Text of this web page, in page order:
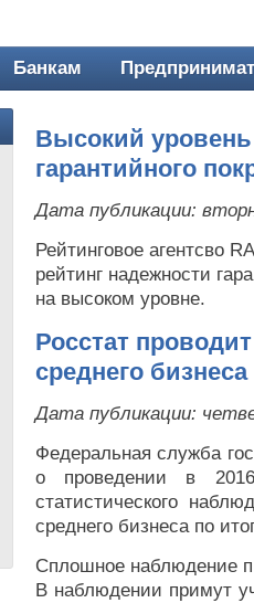
Высокий
гарантийного
Дата публикации:
Рейтинговое агентсво
рейтинг надежности
на высоком уровне.
Росстат
среднего бизнеса
Дата публикации:
Федеральная служба
о проведении в
статистического
среднего бизнеса по
Сплошное наблюдение
В наблюдении примут
Банкам